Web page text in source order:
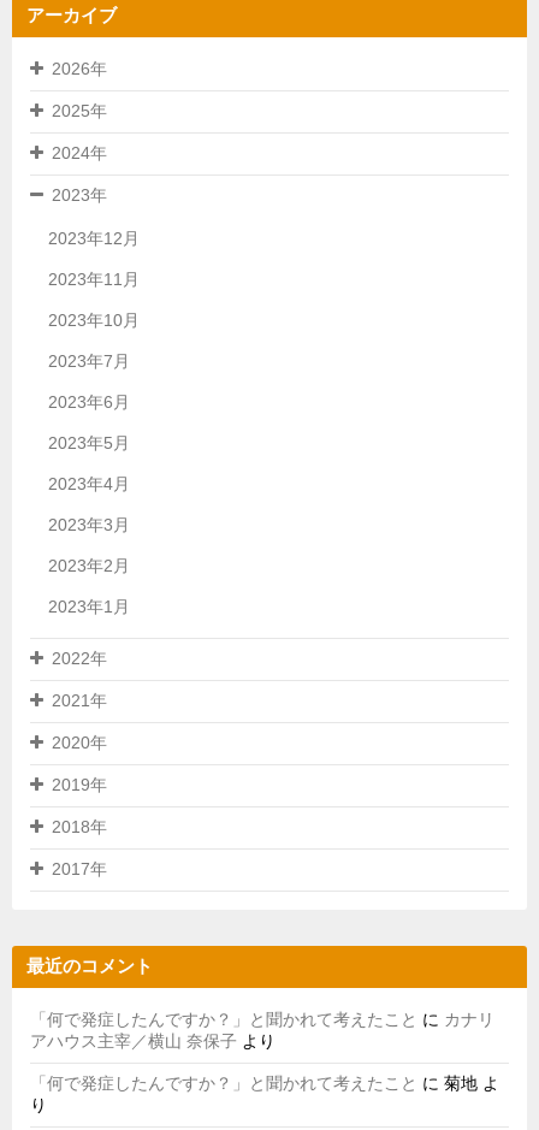
アーカイブ
2026年
2025年
2024年
2023年
2023年12月
2023年11月
2023年10月
2023年7月
2023年6月
2023年5月
2023年4月
2023年3月
2023年2月
2023年1月
2022年
2021年
2020年
2019年
2018年
2017年
最近のコメント
「何で発症したんですか？」と聞かれて考えたこと に カナリ
アハウス主宰／横山 奈保子 より
「何で発症したんですか？」と聞かれて考えたこと に 菊地 よ
り